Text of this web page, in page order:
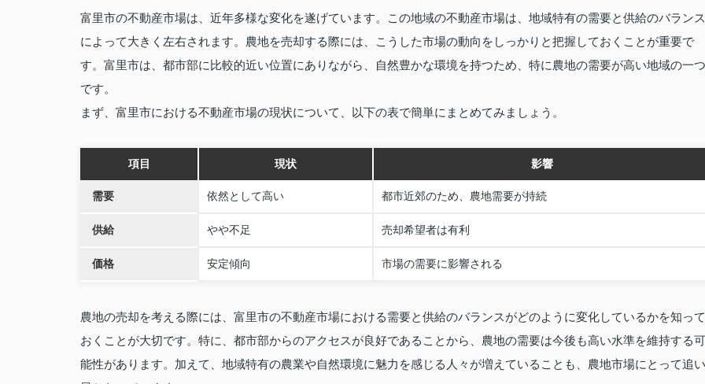
富里市の不動産市場は、近年多様な変化を遂げています。この地域の不動産市場は、地域特有の需要と供給のバランス
によって大きく左右されます。農地を売却する際には、こうした市場の動向をしっかりと把握しておくことが重要で
す。富里市は、都市部に比較的近い位置にありながら、自然豊かな環境を持つため、特に農地の需要が高い地域の一つ
です。
まず、富里市における不動産市場の現状について、以下の表で簡単にまとめてみましょう。
項目 現状 影響
需要 依然として高い 都市近郊のため、農地需要が持続
供給 やや不足 売却希望者は有利
価格 安定傾向 市場の需要に影響される
農地の売却を考える際には、富里市の不動産市場における需要と供給のバランスがどのように変化しているかを知って
おくことが大切です。特に、都市部からのアクセスが良好であることから、農地の需要は今後も高い水準を維持する可
能性があります。加えて、地域特有の農業や自然環境に魅力を感じる人々が増えていることも、農地市場にとって追い